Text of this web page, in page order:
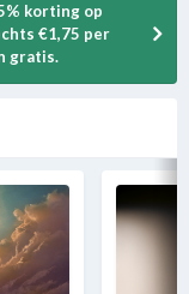
korting op
€1,75 per
gratis.